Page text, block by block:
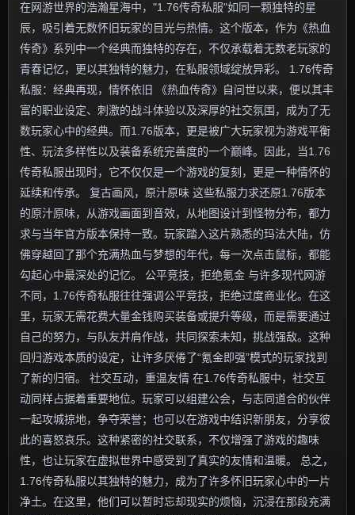
在网游世界的浩瀚星海中，"1.76传奇私服"如同一颗独特的星
辰，吸引着无数怀旧玩家的目光与热情。这个版本，作为《热血
传奇》系列中一个经典而独特的存在，不仅承载着无数老玩家的
青春记忆，更以其独特的魅力，在私服领域绽放异彩。 1.76传奇
私服：经典再现，情怀依旧 《热血传奇》自问世以来，便以其丰
富的职业设定、刺激的战斗体验以及深厚的社交氛围，成为了无
数玩家心中的经典。而1.76版本，更是被广大玩家视为游戏平衡
性、玩法多样性以及装备系统完善度的一个巅峰。因此，当1.76
传奇私服出现时，它不仅仅是一个游戏的复刻，更是一种情怀的
延续和传承。 复古画风，原汁原味 这些私服力求还原1.76版本
的原汁原味，从游戏画面到音效，从地图设计到怪物分布，都力
求与当年官方版本保持一致。玩家踏入这片熟悉的玛法大陆，仿
佛穿越回了那个充满热血与梦想的年代，每一次点击鼠标，都能
勾起心中最深处的记忆。 公平竞技，拒绝氪金 与许多现代网游
不同，1.76传奇私服往往强调公平竞技，拒绝过度商业化。在这
里，玩家无需花费大量金钱购买装备或提升等级，而是需要通过
自己的努力，与队友并肩作战，共同探索未知，挑战强敌。这种
回归游戏本质的设定，让许多厌倦了“氪金即强”模式的玩家找到
了新的归宿。 社交互动，重温友情 在1.76传奇私服中，社交互
动同样占据着重要地位。玩家可以组建公会，与志同道合的伙伴
一起攻城掠地，争夺荣誉；也可以在游戏中结识新朋友，分享彼
此的喜怒哀乐。这种紧密的社交联系，不仅增强了游戏的趣味
性，也让玩家在虚拟世界中感受到了真实的友情和温暖。 总之，
1.76传奇私服以其独特的魅力，成为了许多怀旧玩家心中的一片
净土。在这里，他们可以暂时忘却现实的烦恼，沉浸在那段充满